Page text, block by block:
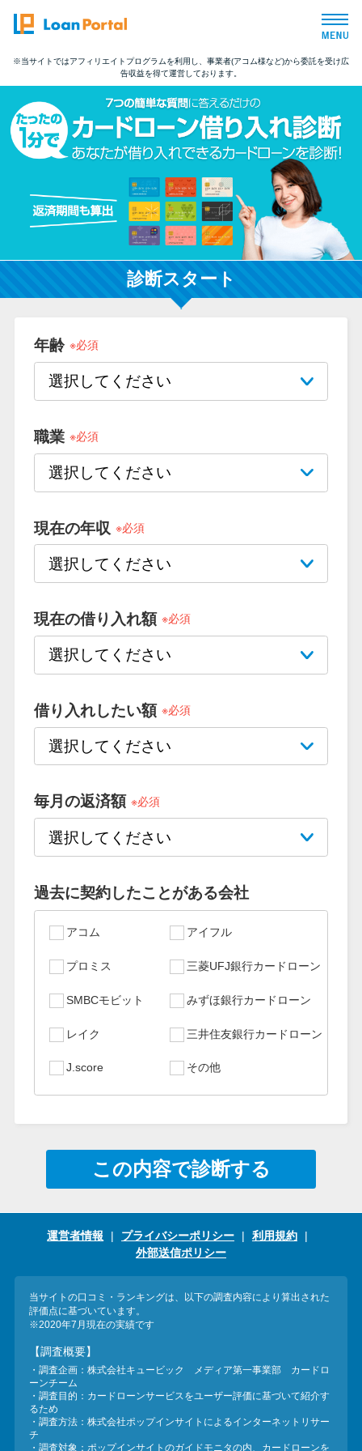
トップページ
おすすめコンテンツ
とにかくすぐ借りたい方向け
バレずに借りたい方向け
カードローンQ&A
リボ払いをそのまま払いきると
損！
カードローンの見直しで40万円
得した話
最速！最短40分で借りられるカ
ードローン
特集ページ一覧
種類や特徴で探す
銀行カードローンを選ぶべき4つ
無利息期間を利用して利息0円で
種類・特徴別一覧
今月の家賃払えない…2ヵ月目に
家賃払えないが強制退去は避け
法2選
街金とは？絶対審査通る？借金
に悩む人へ街金をおすすめしな
い理由
質屋でお金を借りるには？年利
やシステムをカードローンと比
較
※当サイトではアフィリエイトプログラムを利用し、事業者(アコム様など)から委託を受け広
告収益を得て運営しております。
診断スタート
年齢 ※必須
職業 ※必須
現在の年収 ※必須
現在の借り入れ額 ※必須
借り入れしたい額 ※必須
毎月の返済額 ※必須
過去に契約したことがある会社
アコム アイフル
プロミス 三菱UFJ銀行カードローン
SMBCモビット みずほ銀行カードローン
レイク 三井住友銀行カードローン
J.score その他
この内容で診断する
運営者情報 プライバシーポリシー
利用規約
外部送信ポリシー
当サイトの口コミ・ランキングは、以下の調査内容により算出された
評価点に基づいています。
※2020年7月現在の実績です
【調査概要】
・調査企画：株式会社キュービック メディア第一事業部 カードロ
ーンチーム
・調査目的：カードローンサービスをユーザー評価に基づいて紹介す
るため
・調査方法：株式会社ポップインサイトによるインターネットリサー
チ
・調査対象：ポップインサイトのガイドモニタの内、カードローンを